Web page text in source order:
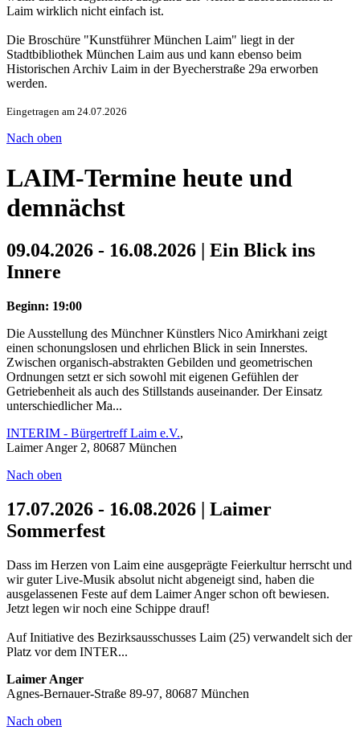
Laim wirklich nicht einfach ist.
Die Broschüre "Kunstführer München Laim" liegt in der
Stadtbibliothek München Laim aus und kann ebenso beim
Historischen Archiv Laim in der Byecherstraße 29a erworben
werden.
Eingetragen am 24.07.2026
Nach oben
LAIM-Termine heute und
demnächst
09.04.2026 - 16.08.2026 | Ein Blick ins
Innere
Beginn: 19:00
Die Ausstellung des Münchner Künstlers Nico Amirkhani zeigt
einen schonungslosen und ehrlichen Blick in sein Innerstes.
Zwischen organisch-abstrakten Gebilden und geometrischen
Ordnungen setzt er sich sowohl mit eigenen Gefühlen der
Getriebenheit als auch des Stillstands auseinander. Der Einsatz
unterschiedlicher Ma...
INTERIM - Bürgertreff Laim e.V.,
Laimer Anger 2, 80687 München
Nach oben
17.07.2026 - 16.08.2026 | Laimer
Sommerfest
Dass im Herzen von Laim eine ausgeprägte Feierkultur herrscht und
wir guter Live-Musik absolut nicht abgeneigt sind, haben die
ausgelassenen Feste auf dem Laimer Anger schon oft bewiesen.
Jetzt legen wir noch eine Schippe drauf!
Auf Initiative des Bezirksausschusses Laim (25) verwandelt sich der
Platz vor dem INTER...
Laimer Anger
Agnes-Bernauer-Straße 89-97, 80687 München
Nach oben